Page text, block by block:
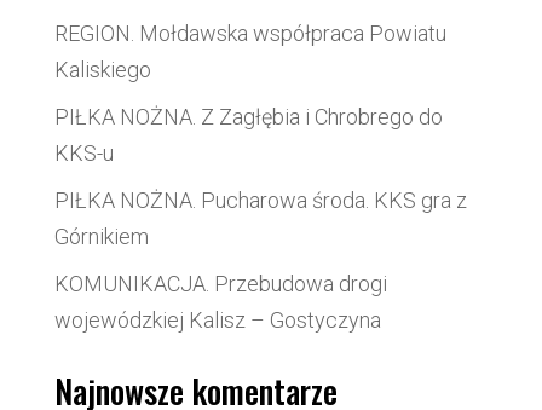
REGION. Mołdawska współpraca Powiatu
Kaliskiego
PIŁKA NOŻNA. Z Zagłębia i Chrobrego do
KKS-u
PIŁKA NOŻNA. Pucharowa środa. KKS gra z
Górnikiem
KOMUNIKACJA. Przebudowa drogi
wojewódzkiej Kalisz – Gostyczyna
Najnowsze komentarze